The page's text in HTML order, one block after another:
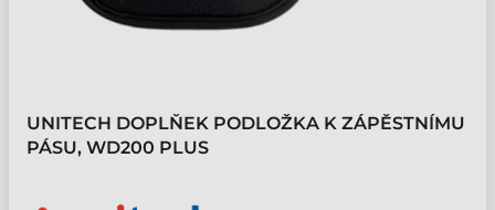
UNITECH DOPLŇEK PODLOŽKA K ZÁPĚSTNÍMU
PÁSU, WD200 PLUS